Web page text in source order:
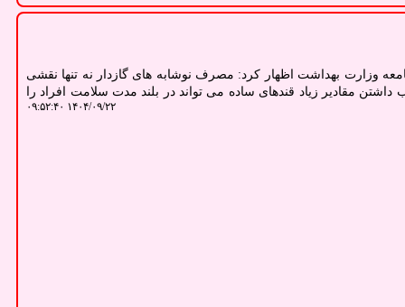
وزارت بهداشت اظهار کرد: مصرف نوشابه های گازدار نه تنها نقشی
مقادیر زیاد قندهای ساده می تواند در بلند مدت سلامت افراد را
۱۴۰۴/۰۹/۲۲ ۰۹:۵۲:۴۰